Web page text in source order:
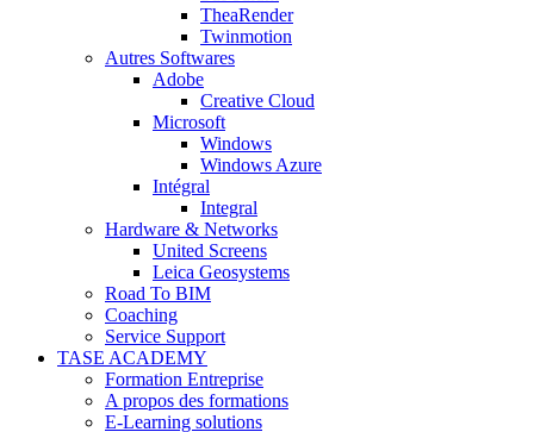
TheaRender
Twinmotion
Autres Softwares
Adobe
Creative Cloud
Microsoft
Windows
Windows Azure
Intégral
Integral
Hardware & Networks
United Screens
Leica Geosystems
Road To BIM
Coaching
Service Support
TASE ACADEMY
Formation Entreprise
A propos des formations
E-Learning solutions